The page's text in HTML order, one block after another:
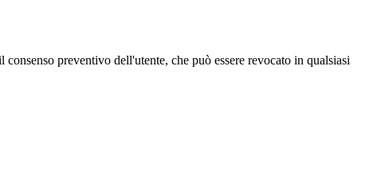
preventivo dell'utente, che può essere revocato in qualsiasi